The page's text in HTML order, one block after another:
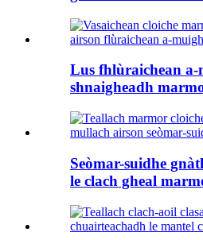
Lus fhlùraichean
shnaigheadh
Seòmar-suidhe
le clach gheal